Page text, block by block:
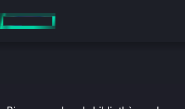
au
contenu